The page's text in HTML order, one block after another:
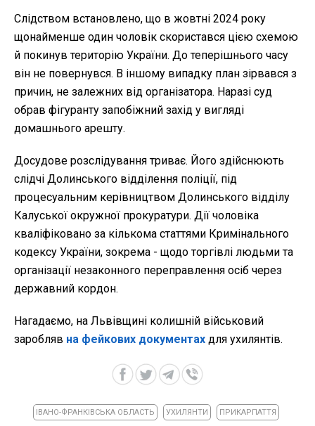
Слідством встановлено, що в жовтні 2024 року
щонайменше один чоловік скористався цією схемою
й покинув територію України. До теперішнього часу
він не повернувся. В іншому випадку план зірвався з
причин, не залежних від організатора. Наразі суд
обрав фігуранту запобіжний захід у вигляді
домашнього арешту.
Досудове розслідування триває. Його здійснюють
слідчі Долинського відділення поліції, під
процесуальним керівництвом Долинського відділу
Калуської окружної прокуратури. Дії чоловіка
кваліфіковано за кількома статтями Кримінального
кодексу України, зокрема - щодо торгівлі людьми та
організації незаконного переправлення осіб через
державний кордон.
Нагадаємо, на Львівщині колишній військовий
заробляв на фейкових документах для ухилянтів.
ІВАНО-ФРАНКІВСЬКА ОБЛАСТЬ УХИЛЯНТИ ПРИКАРПАТТЯ